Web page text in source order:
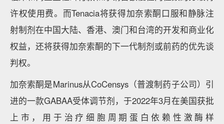
许权使用费。而Tenacia将获得加奈索酮口服和静脉注
射制剂在中国大陆、香港、澳门和台湾的开发和商业化
权益，还将获得加奈索酮的下一代制剂或前药的优先谈
判权。
加奈索酮是Marinus从CoCensys（普渡制药子公司）引
进的一款GABAA受体调节剂，于2022年3月在美国获批
上市，用于治疗细胞周期蛋白依赖性激酶样